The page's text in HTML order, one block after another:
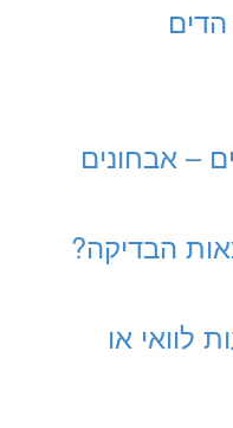
– אבחונים
הבדיקה?
לוואי או